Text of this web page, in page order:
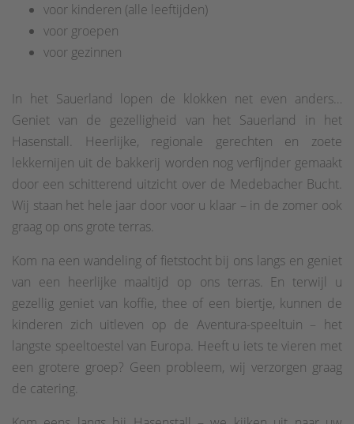
voor kinderen (alle leeftijden)
voor groepen
voor gezinnen
In het Sauerland lopen de klokken net even anders…
Geniet van de gezelligheid van het Sauerland in het
Hasenstall. Heerlijke, regionale gerechten en zoete
lekkernijen uit de bakkerij worden nog verfijnder gemaakt
door een schitterend uitzicht over de Medebacher Bucht.
Wij staan het hele jaar door voor u klaar – in de zomer ook
graag op ons grote terras.
Kom na een wandeling of fietstocht bij ons langs en geniet
van een heerlijke maaltijd op ons terras. En terwijl u
gezellig geniet van koffie, thee of een biertje, kunnen de
kinderen zich uitleven op de Aventura-speeltuin – het
langste speeltoestel van Europa. Heeft u iets te vieren met
een grotere groep? Geen probleem, wij verzorgen graag
de catering.